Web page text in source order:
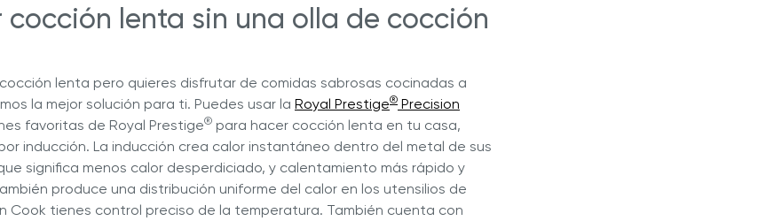
cocción lenta sin una olla de cocción
lenta pero quieres disfrutar de comidas sabrosas cocinadas a
la mejor solución para ti. Puedes usar la Royal Prestige® Precision
favoritas de Royal Prestige® para hacer cocción lenta en tu casa,
inducción. La inducción crea calor instantáneo dentro del metal de sus
significa menos calor desperdiciado, y calentamiento más rápido y
produce una distribución uniforme del calor en los utensilios de
Cook tienes control preciso de la temperatura. También cuenta con